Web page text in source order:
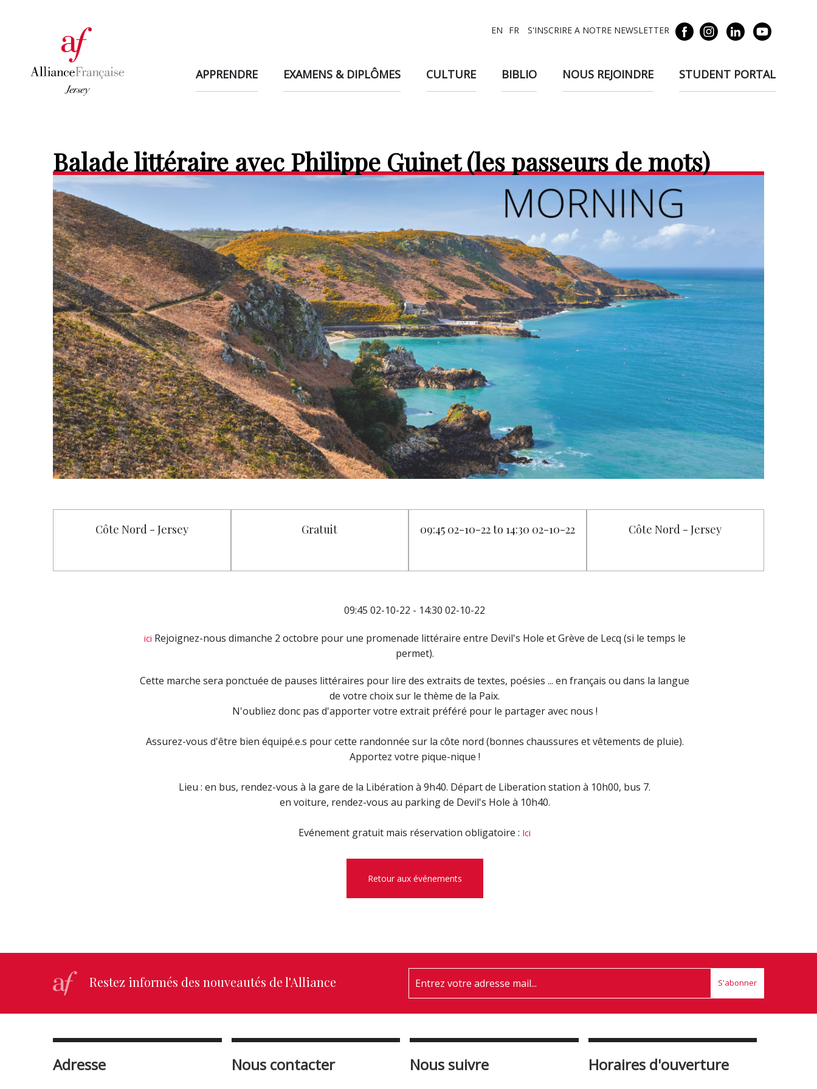
EN FR S'INSCRIRE A NOTRE NEWSLETTER
APPRENDRE EXAMENS & DIPLÔMES CULTURE BIBLIO NOUS REJOINDRE STUDENT PORTAL
Balade littéraire avec Philippe Guinet (les passeurs de mots)
Côte Nord - Jersey Gratuit 09:45 02-10-22 to 14:30 02-10-22 Côte Nord - Jersey
09:45 02-10-22 - 14:30 02-10-22
ici Rejoignez-nous dimanche 2 octobre pour une promenade littéraire entre Devil's Hole et Grève de Lecq (si le temps le
permet).
Cette marche sera ponctuée de pauses littéraires pour lire des extraits de textes, poésies ... en français ou dans la langue
de votre choix sur le thème de la Paix.
N'oubliez donc pas d'apporter votre extrait préféré pour le partager avec nous !
Assurez-vous d'être bien équipé.e.s pour cette randonnée sur la côte nord (bonnes chaussures et vêtements de pluie).
Apportez votre pique-nique !
Lieu : en bus, rendez-vous à la gare de la Libération à 9h40. Départ de Liberation station à 10h00, bus 7.
en voiture, rendez-vous au parking de Devil's Hole à 10h40.
Evénement gratuit mais réservation obligatoire : Ici
Retour aux événements
Restez informés des nouveautés de l'Alliance S'abonner
Adresse Nous contacter Nous suivre Horaires d'ouverture